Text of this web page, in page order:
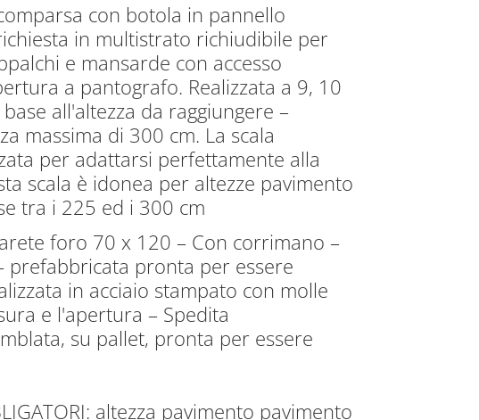
con botola in pannello
in multistrato richiudibile per
e mansarde con accesso
a pantografo. Realizzata a 9, 10
all'altezza da raggiungere –
massima di 300 cm. La scala
per adattarsi perfettamente alla
scala è idonea per altezze pavimento
tra i 225 ed i 300 cm
foro 70 x 120 – Con corrimano –
prefabbricata pronta per essere
in acciaio stampato con molle
e l'apertura – Spedita
su pallet, pronta per essere
altezza pavimento pavimento